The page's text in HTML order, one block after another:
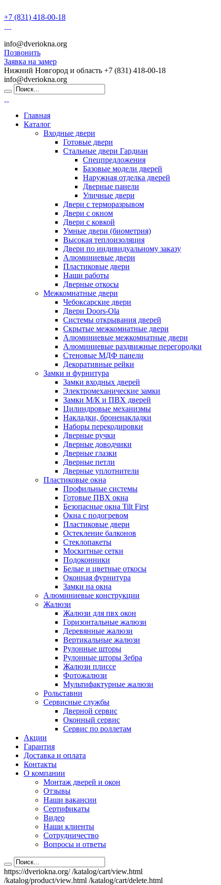
+7 (831) 418-00-18
info@dveriokna.org
Позвонить
Заявка на замер
Нижний Новгород и область +7 (831) 418-00-18
info@dveriokna.org
Главная
Каталог
Входные двери
Готовые двери
Стальные двери Гардиан
Спецпредложения
Базовые модели дверей
Наружная отделка дверей
Дверные панели
Уличные двери
Двери с терморазрывом
Двери с окном
Двери с ковкой
Умные двери (биометрия)
Высокая теплоизоляция
Двери по индивидуальному заказу
Алюминиевые двери
Пластиковые двери
Наши работы
Дверные откосы
Межкомнатные двери
Чебоксарские двери
Двери Doors-Ola
Системы открывания дверей
Скрытые межкомнатные двери
Алюминиевые межкомнатные двери
Алюминиевые раздвижные перегородки
Стеновые МДФ панели
Декоративные рейки
Замки и фурнитура
Замки входных дверей
Электромеханические замки
Замки М/К и ПВХ дверей
Цилиндровые механизмы
Накладки, броненакладки
Наборы перекодировки
Дверные ручки
Дверные доводчики
Дверные глазки
Дверные петли
Дверные уплотнители
Пластиковые окна
Профильные системы
Готовые ПВХ окна
Безопасные окна Tilt First
Окна с подогревом
Пластиковые двери
Остекление балконов
Стеклопакеты
Москитные сетки
Подоконники
Белые и цветные откосы
Оконная фурнитура
Замки на окна
Алюминиевые конструкции
Жалюзи
Жалюзи для пвх окон
Горизонтальные жалюзи
Деревянные жалюзи
Вертикальные жалюзи
Рулонные шторы
Рулонные шторы Зебра
Жалюзи плиссе
Фотожалюзи
Мультифактурные жалюзи
Рольставни
Сервисные службы
Дверной сервис
Оконный сервис
Сервис по роллетам
Акции
Гарантия
Доставка и оплата
Контакты
О компании
Монтаж дверей и окон
Отзывы
Наши вакансии
Сертификаты
Видео
Наши клиенты
Сотрудничество
Вопросы и ответы
https://dveriokna.org/ /katalog/cart/view.html
/katalog/product/view.html /katalog/cart/delete.html